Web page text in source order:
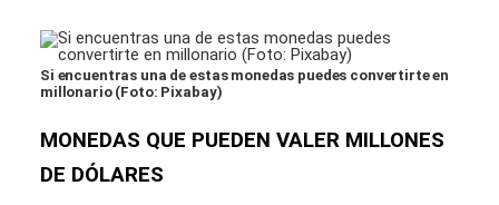
Si encuentras una de estas monedas puedes convertirte en
millonario (Foto: Pixabay)
MONEDAS QUE PUEDEN VALER MILLONES
DE DÓLARES